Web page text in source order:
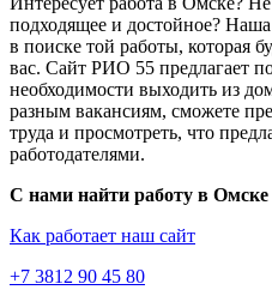
подходящее и достойное?
в поиске той работы, которая
вас. Сайт РИО 55 предлагает
необходимости выходить из
разным вакансиям, сможете
труда и просмотреть, что
работодателями.
С нами найти работу в Омске
Как работает наш сайт
+7 3812 90 45 80